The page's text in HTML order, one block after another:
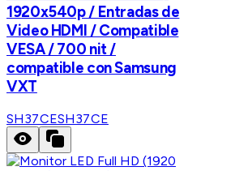
1920x540p / Entradas de
Video HDMI / Compatible
VESA / 700 nit /
compatible con Samsung
VXT
SH37CESH37CE